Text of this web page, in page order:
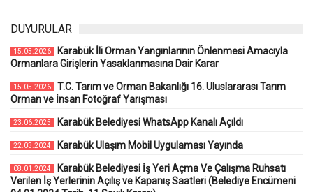
DUYURULAR
15.05.2026
Karabük İli Orman Yangınlarının Önlenmesi Amacıyla
Ormanlara Girişlerin Yasaklanmasına Dair Karar
15.05.2026
T.C. Tarım ve Orman Bakanlığı 16. Uluslararası Tarım
Orman ve İnsan Fotoğraf Yarışması
23.06.2025 Karabük Belediyesi WhatsApp Kanalı Açıldı
22.03.2024 Karabük Ulaşım Mobil Uygulaması Yayında
08.01.2024
Karabük Belediyesi İş Yeri Açma Ve Çalışma Ruhsatı
Verilen İş Yerlerinin Açılış ve Kapanış Saatleri (Belediye Encümeni